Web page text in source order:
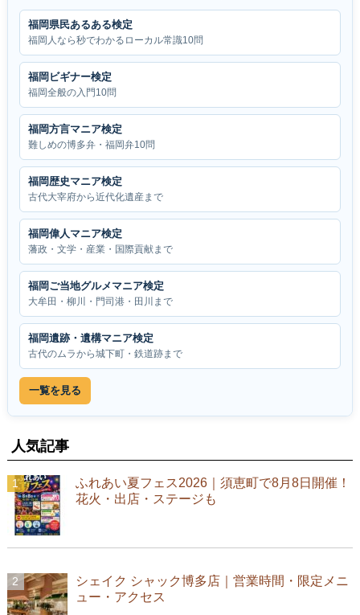
福岡県民あるある検定
福岡人なら秒でわかるローカル常識10問
福岡ビギナー検定
福岡全般の入門10問
福岡方言マニア検定
難しめの博多弁・福岡弁10問
福岡歴史マニア検定
古代大宰府から近代化遺産まで
福岡偉人マニア検定
藩政・文学・産業・国際貢献まで
福岡ご当地グルメマニア検定
大牟田・柳川・門司港・田川まで
福岡遺跡・遺構マニア検定
古代のムラから城下町・鉄道跡まで
一覧を見る
人気記事
ふれあい夏フェス2026｜須恵町で8月8日開催！
花火・出店・ステージも
シェイク シャック博多店｜営業時間・限定メニ
ュー・アクセス